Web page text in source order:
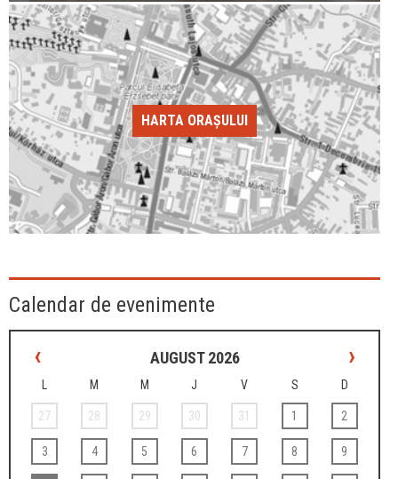
HARTA ORAȘULUI
Calendar de evenimente
‹ AUGUST 2026 ›
L M M J V S D
27 28 29 30 31 1 2
3 4 5 6 7 8 9